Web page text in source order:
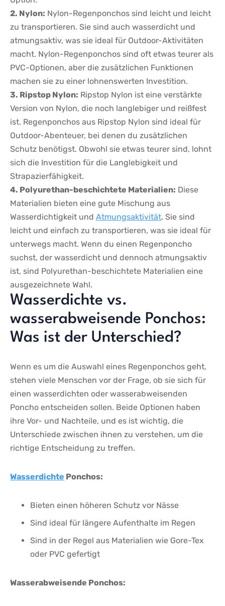
2. Nylon: Nylon-Regenponchos sind leicht und leicht
zu transportieren. Sie sind auch wasserdicht und
atmungsaktiv, was sie ideal für Outdoor-Aktivitäten
macht. Nylon-Regenponchos sind oft etwas teurer als
PVC-Optionen, aber⁤ die zusätzlichen Funktionen
machen sie zu einer lohnenswerten Investition.
3. Ripstop Nylon: Ripstop Nylon ist eine verstärkte
Version von Nylon,‍ die noch langlebiger und‍ reißfest
ist. Regenponchos⁤ aus Ripstop Nylon sind ‌ideal ⁢für
Outdoor-Abenteuer, bei denen du‍ zusätzlichen​
Schutz benötigst. Obwohl​ sie etwas teurer sind, lohnt
⁢sich ⁢die Investition ⁢für⁣ die Langlebigkeit und
Strapazierfähigkeit.
4. Polyurethan-beschichtete Materialien: Diese
Materialien ⁣bieten eine gute Mischung‍ aus⁢
Wasserdichtigkeit und⁤ Atmungsaktivität. Sie sind
leicht ‍und einfach zu transportieren, was sie ideal für
unterwegs macht. Wenn du ⁢einen Regenponcho
suchst, der wasserdicht und‍ dennoch atmungsaktiv
ist, sind Polyurethan-beschichtete Materialien eine
ausgezeichnete Wahl.
Wasserdichte vs.
wasserabweisende Ponchos:
Was ist​ der Unterschied?
Wenn es‍ um die Auswahl eines Regenponchos geht,
stehen viele Menschen⁣ vor‌ der Frage, ‍ob‍ sie sich für
einen wasserdichten oder⁢ wasserabweisenden
‍Poncho entscheiden sollen. Beide Optionen haben
‌ihre Vor- ​und Nachteile, und es ist wichtig, die
Unterschiede zwischen ihnen zu verstehen, um die
richtige Entscheidung zu ⁤treffen.
Wasserdichte Ponchos:
Bieten einen höheren⁣ Schutz vor Nässe
Sind ideal‍ für längere Aufenthalte im Regen
Sind in der Regel aus Materialien wie Gore-Tex
‌oder PVC ​gefertigt
Wasserabweisende Ponchos: